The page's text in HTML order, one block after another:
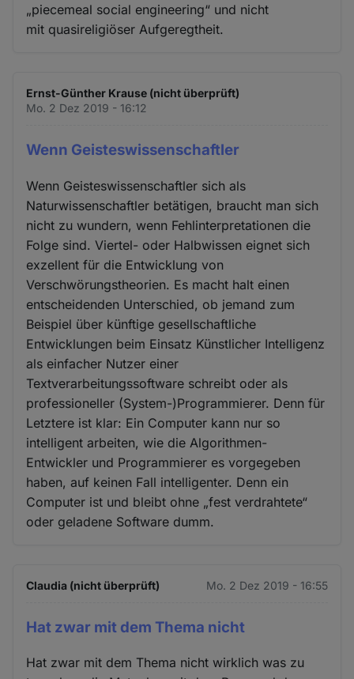
„piecemeal social engineering“ und nicht
mit quasireligiöser Aufgeregtheit.
Ernst-Günther Krause (nicht überprüft)
Mo. 2 Dez 2019 - 16:12
Wenn Geisteswissenschaftler
Wenn Geisteswissenschaftler sich als
Naturwissenschaftler betätigen, braucht man sich
nicht zu wundern, wenn Fehlinterpretationen die
Folge sind. Viertel- oder Halbwissen eignet sich
exzellent für die Entwicklung von
Verschwörungstheorien. Es macht halt einen
entscheidenden Unterschied, ob jemand zum
Beispiel über künftige gesellschaftliche
Entwicklungen beim Einsatz Künstlicher Intelligenz
als einfacher Nutzer einer
Textverarbeitungssoftware schreibt oder als
professioneller (System-)Programmierer. Denn für
Letztere ist klar: Ein Computer kann nur so
intelligent arbeiten, wie die Algorithmen-
Entwickler und Programmierer es vorgegeben
haben, auf keinen Fall intelligenter. Denn ein
Computer ist und bleibt ohne „fest verdrahtete“
oder geladene Software dumm.
Claudia (nicht überprüft) Mo. 2 Dez 2019 - 16:55
Hat zwar mit dem Thema nicht
Hat zwar mit dem Thema nicht wirklich was zu